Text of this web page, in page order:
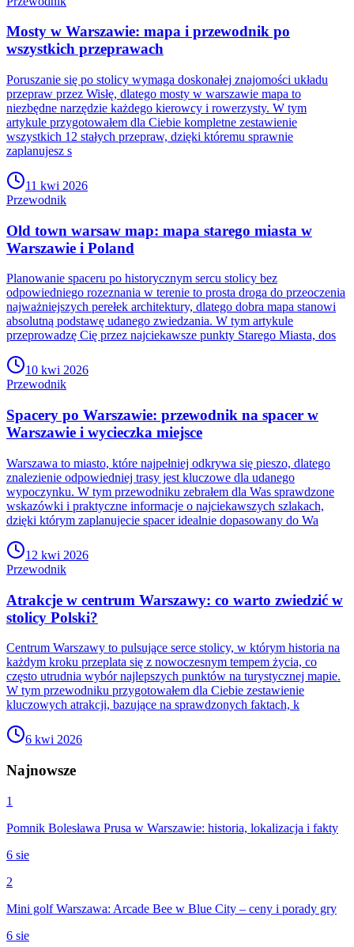
Mosty w Warszawie: mapa i przewodnik po
wszystkich przeprawach
Poruszanie się po stolicy wymaga doskonałej znajomości układu
przepraw przez Wisłę, dlatego mosty w warszawie mapa to
niezbędne narzędzie każdego kierowcy i rowerzysty. W tym
artykule przygotowałem dla Ciebie kompletne zestawienie
wszystkich 12 stałych przepraw, dzięki któremu sprawnie
zaplanujesz s
11 kwi 2026
Przewodnik
Old town warsaw map: mapa starego miasta w
Warszawie i Poland
Planowanie spaceru po historycznym sercu stolicy bez
odpowiedniego rozeznania w terenie to prosta droga do przeoczenia
najważniejszych perełek architektury, dlatego dobra mapa stanowi
absolutną podstawę udanego zwiedzania. W tym artykule
przeprowadzę Cię przez najciekawsze punkty Starego Miasta, dos
10 kwi 2026
Przewodnik
Spacery po Warszawie: przewodnik na spacer w
Warszawie i wycieczka miejsce
Warszawa to miasto, które najpełniej odkrywa się pieszo, dlatego
znalezienie odpowiedniej trasy jest kluczowe dla udanego
wypoczynku. W tym przewodniku zebrałem dla Was sprawdzone
wskazówki i praktyczne informacje o najciekawszych szlakach,
dzięki którym zaplanujecie spacer idealnie dopasowany do Wa
12 kwi 2026
Przewodnik
Atrakcje w centrum Warszawy: co warto zwiedzić w
stolicy Polski?
Centrum Warszawy to pulsujące serce stolicy, w którym historia na
każdym kroku przeplata się z nowoczesnym tempem życia, co
często utrudnia wybór najlepszych punktów na turystycznej mapie.
W tym przewodniku przygotowałem dla Ciebie zestawienie
kluczowych atrakcji, bazujące na sprawdzonych faktach, k
6 kwi 2026
Najnowsze
1
Pomnik Bolesława Prusa w Warszawie: historia, lokalizacja i fakty
6 sie
2
Mini golf Warszawa: Arcade Bee w Blue City – ceny i porady gry
6 sie